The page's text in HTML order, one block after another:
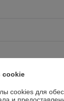
cookie
cookies для